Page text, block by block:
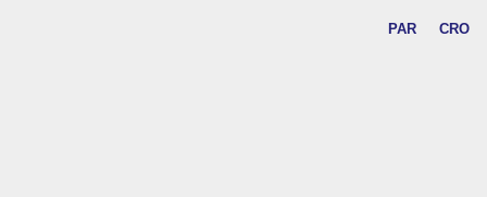
PAR CRO